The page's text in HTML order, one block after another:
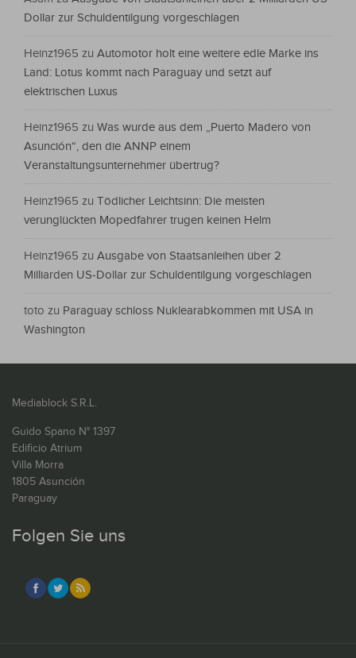
Dollar zur Schuldentilgung vorgeschlagen
Heinz1965 zu Automotor holt eine weitere edle Marke ins
Land: Lotus kommt nach Paraguay und setzt auf
elektrischen Luxus
Heinz1965 zu Was wurde aus dem „Puerto Madero von
Asunción“, den die ANNP einem
Veranstaltungsunternehmer übertrug?
Heinz1965 zu Tödlicher Leichtsinn: Die meisten
verunglückten Mopedfahrer trugen keinen Helm
Heinz1965 zu Ausgabe von Staatsanleihen über 2
Milliarden US-Dollar zur Schuldentilgung vorgeschlagen
toto zu Paraguay schloss Nuklearabkommen mit USA in
Washington
Mediablock S.R.L.
Guido Spano N° 1397
Edificio Atrium
Villa Morra
1805 Asunción
Paraguay
Folgen Sie uns